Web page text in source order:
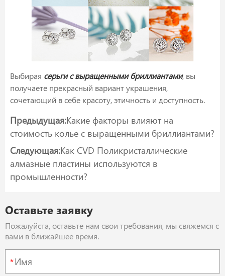
Выбирая серьги с выращенными бриллиантами, вы
получаете прекрасный вариант украшения,
сочетающий в себе красоту, этичность и доступность.
Предыдущая:Какие факторы влияют на
стоимость колье с выращенными бриллиантами?
Следующая:Как CVD Поликристаллические
алмазные пластины используются в
промышленности?
Оставьте заявку
Пожалуйста, оставьте нам свои требования, мы свяжемся с
вами в ближайшее время.
*